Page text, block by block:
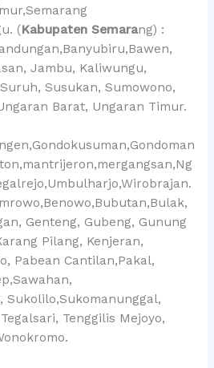
(Kabupaten Semarang) :
Jambu, Kaliwungu,
Susukan, Sumowono,
Barat, Ungaran Timur.
Genteng, Gubeng, Gunung
Pilang, Kenjeran,
Pabean Cantilan,Pakal,
Sukolilo,Sukomanunggal,
Tenggilis Mejoyo,